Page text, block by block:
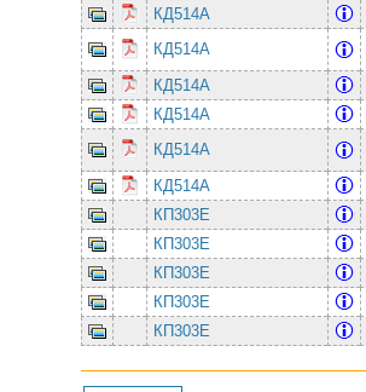
КД514А
КД514А
КД514А
КД514А
КД514А
КД514А
КП303Е
КП303Е
КП303Е
КП303Е
КП303Е